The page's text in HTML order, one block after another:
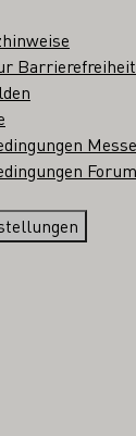
Barrierefreiheit